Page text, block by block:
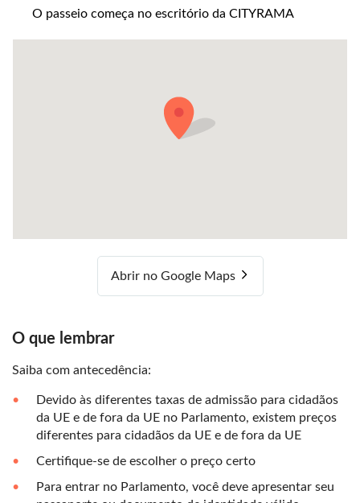
O passeio começa no escritório da CITYRAMA
Abrir no Google Maps
O que lembrar
Saiba com antecedência:
Devido às diferentes taxas de admissão para cidadãos
da UE e de fora da UE no Parlamento, existem preços
diferentes para cidadãos da UE e de fora da UE
Certifique-se de escolher o preço certo
Para entrar no Parlamento, você deve apresentar seu